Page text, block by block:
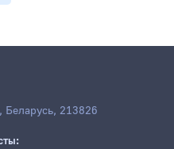
Беларусь, 213826